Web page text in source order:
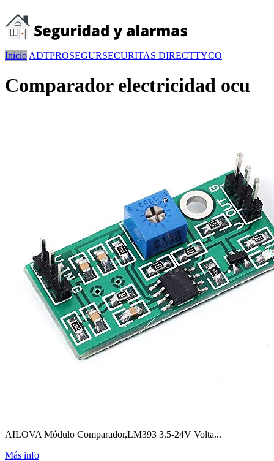
Inicio ADTPROSEGURSECURITAS DIRECTTYCO
Comparador electricidad ocu
AILOVA Módulo Comparador,LM393 3.5-24V Volta...
Más info